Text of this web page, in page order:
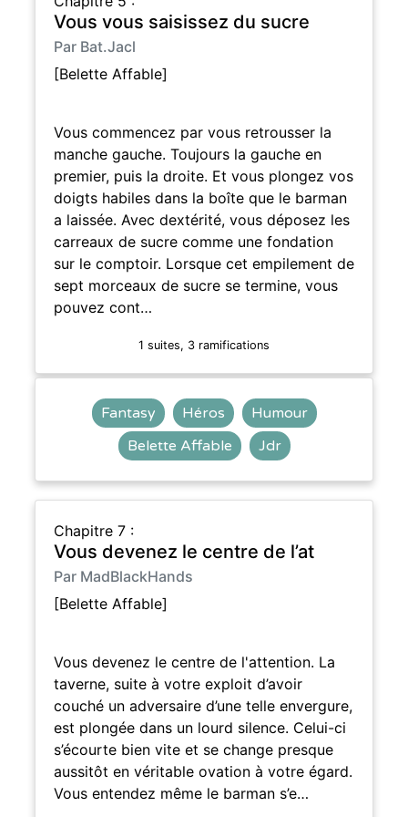
Vous vous saisissez du sucre
Par Bat.Jacl
[Belette Affable]
Vous commencez par vous retrousser la
manche gauche. Toujours la gauche en
premier, puis la droite. Et vous plongez vos
doigts habiles dans la boîte que le barman
a laissée. Avec dextérité, vous déposez les
carreaux de sucre comme une fondation
sur le comptoir. Lorsque cet empilement de
sept morceaux de sucre se termine, vous
pouvez cont…
1 suites, 3 ramifications
Fantasy Héros
Humour
Belette Affable
Jdr
Chapitre 7 :
Vous devenez le centre de l’at
Par MadBlackHands
[Belette Affable]
Vous devenez le centre de l'attention. La
taverne, suite à votre exploit d’avoir
couché un adversaire d’une telle envergure,
est plongée dans un lourd silence. Celui-ci
s’écourte bien vite et se change presque
aussitôt en véritable ovation à votre égard.
Vous entendez même le barman s’e…